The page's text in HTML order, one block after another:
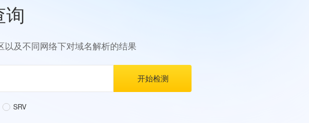
询
及不同网络下对域名解析的结果
SRV